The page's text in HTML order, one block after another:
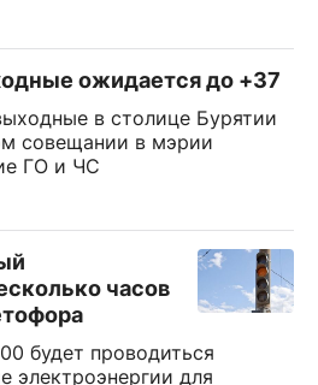
ожидается до +37
в столице Бурятии
совещании в мэрии
ГО и ЧС
часов
будет проводиться
электроэнергии для